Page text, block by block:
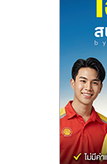
ไชส์
ขาย
แฟ